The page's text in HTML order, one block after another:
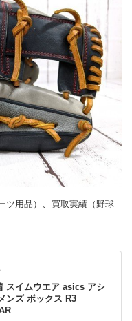
ツ用品）
買取実績（野球
スイムウエア asics アシ
ンズ ボックス R3